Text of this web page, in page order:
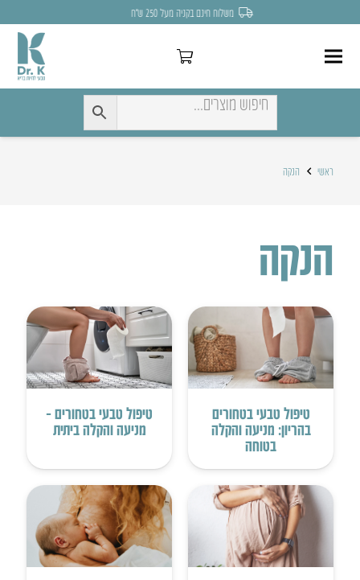
משלוח חינם בקניה מעל 250 ש״ח
ראשי הנקה
הנקה
טיפול טבעי בטחורים
בהריון: מניעה והקלה
בטוחה
טיפול טבעי בטחורים –
מניעה והקלה ביתית